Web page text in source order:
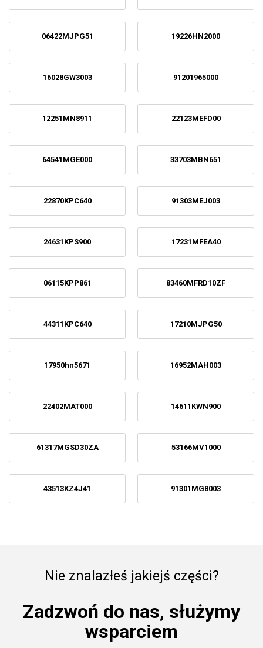
06422MJPG51 19226HN2000
16028GW3003 91201965000
12251MN8911 22123MEFD00
64541MGE000 33703MBN651
22870KPC640 91303MEJ003
24631KPS900 17231MFEA40
06115KPP861 83460MFRD10ZF
44311KPC640 17210MJPG50
17950hn5671 16952MAH003
22402MAT000 14611KWN900
61317MGSD30ZA 53166MV1000
43513KZ4J41 91301MG8003
Nie znalazłeś jakiejś części?
Zadzwoń do nas, służymy
wsparciem